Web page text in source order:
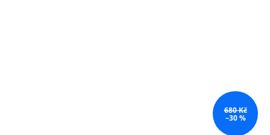
680 Kč
–30 %